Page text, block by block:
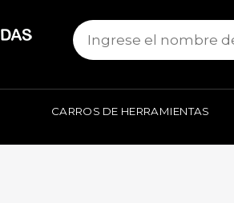
CARROS DE HERRAMIENTAS